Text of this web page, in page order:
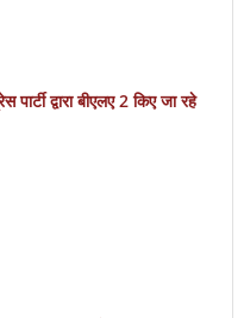
द्वारा बीएलए 2 किए जा रहे